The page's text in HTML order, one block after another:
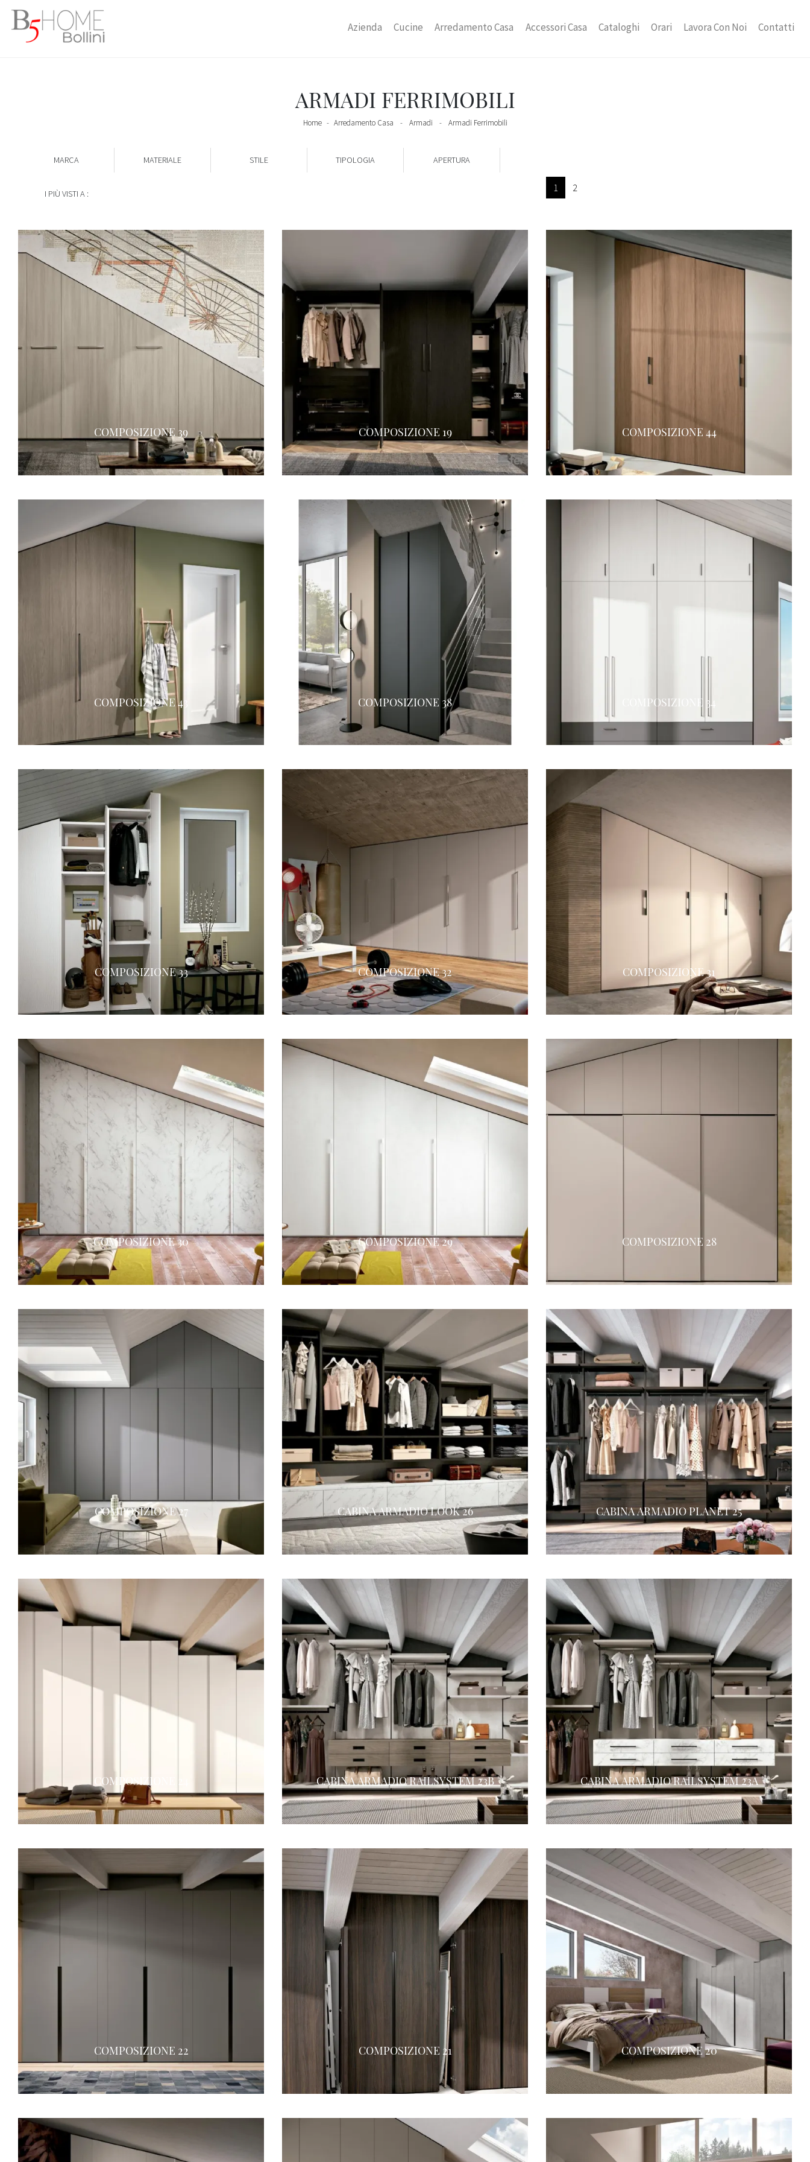
Azienda Cucine Arredamento Casa Accessori Casa Cataloghi Orari Lavora Con Noi Contatti
ARMADI FERRIMOBILI
Home - Arredamento Casa - Armadi - Armadi Ferrimobili
MARCA MATERIALE STILE TIPOLOGIA APERTURA
I PIÙ VISTI A : 1 2
COMPOSIZIONE 39 COMPOSIZIONE 19 COMPOSIZIONE 44
COMPOSIZIONE 43 COMPOSIZIONE 38 COMPOSIZIONE 34
COMPOSIZIONE 33 COMPOSIZIONE 32 COMPOSIZIONE 31
COMPOSIZIONE 30 COMPOSIZIONE 29 COMPOSIZIONE 28
COMPOSIZIONE 27 CABINA ARMADIO LOOK 26 CABINA ARMADIO PLANET 25
COMPOSIZIONE 24 CABINA ARMADIO RAILSYSTEM 23B CABINA ARMADIO RAILSYSTEM 23A
COMPOSIZIONE 22 COMPOSIZIONE 21 COMPOSIZIONE 20